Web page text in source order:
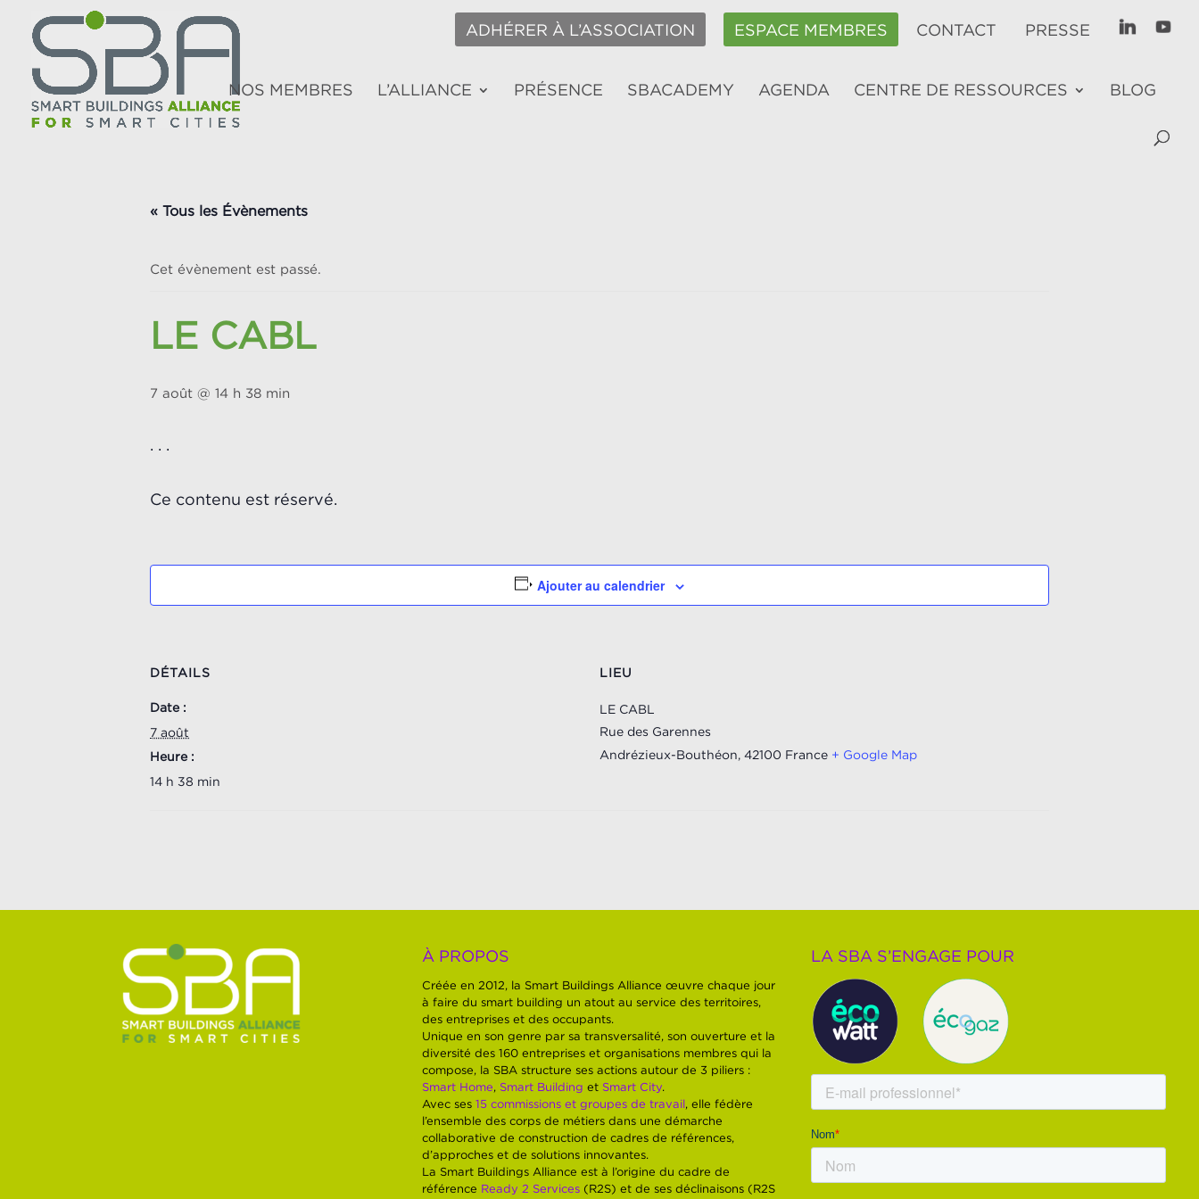
ADHÉRER À L’ASSOCIATION ESPACE MEMBRES CONTACT PRESSE
NOS MEMBRES L’ALLIANCE PRÉSENCE SBACADEMY AGENDA CENTRE DE RESSOURCES BLOG
« Tous les Évènements
Cet évènement est passé.
LE CABL
7 août @ 14 h 38 min
. . .
Ce contenu est réservé.
Ajouter au calendrier
DÉTAILS
Date :
7 août
Heure :
14 h 38 min
LIEU
LE CABL
Rue des Garennes
Andrézieux-Bouthéon, 42100 France + Google Map
À PROPOS
Créée en 2012, la Smart Buildings Alliance œuvre chaque jour
à faire du smart building un atout au service des territoires,
des entreprises et des occupants.
Unique en son genre par sa transversalité, son ouverture et la
diversité des 160 entreprises et organisations membres qui la
compose, la SBA structure ses actions autour de 3 piliers :
Smart Home, Smart Building et Smart City.
Avec ses15 commissions et groupes de travail, elle fédère
l’ensemble des corps de métiers dans une démarche
collaborative de construction de cadres de références,
d’approches et de solutions innovantes.
La Smart Buildings Alliance est à l’origine du cadre de
référence Ready 2 Services (R2S) et de ses déclinaisons (R2S
LA SBA S’ENGAGE POUR